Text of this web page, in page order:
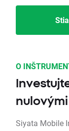
O
Siyata Mobile